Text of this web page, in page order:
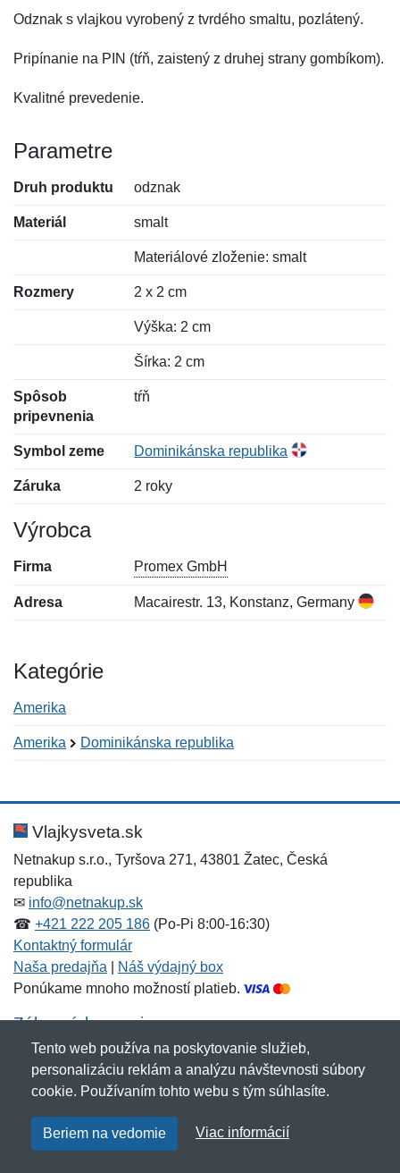
Odznak s vlajkou vyrobený z tvrdého smaltu, pozlátený.
Pripínanie na PIN (tŕň, zaistený z druhej strany gombíkom).
Kvalitné prevedenie.
Parametre
Druh produktu odznak
Materiál smalt
Materiálové zloženie: smalt
Rozmery 2 x 2 cm
Výška: 2 cm
Šírka: 2 cm
Spôsob
pripevnenia
tŕň
Symbol zeme Dominikánska republika
Záruka 2 roky
Výrobca
Firma Promex GmbH
Adresa Macairestr. 13, Konstanz, Germany
Kategórie
Amerika
Amerika Dominikánska republika
Hodnotenie:
Meno:*
E-mail:
Správa*
Meno:
E-mail:*
Správa*
Vlajkysveta.sk
Netnakup s.r.o., Tyršova 271, 43801 Žatec, Česká
republika
✉ info@netnakup.sk
☎ +421 222 205 186 (Po-Pi 8:00-16:30)
Kontaktný formulár
Naša predajňa
Náš výdajný box
Ponúkame mnoho možností platieb.
Zákaznícky servis
Novinky emailom
Copyright © 2007-2026 (19 rokov s vami)Netnakup.sk
NetIQ. Všetky práva vyhradené.
Tento web používa na poskytovanie služieb,
personalizáciu reklám a analýzu návštevnosti súbory
cookie. Používaním tohto webu s tým súhlasíte.
Beriem na vedomie Viac informácií